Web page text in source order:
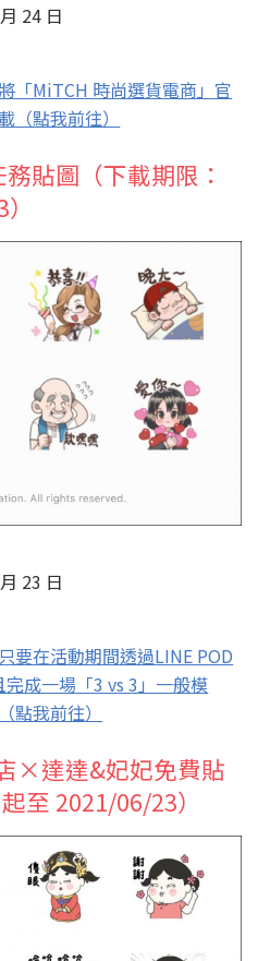
24 日
將「MiTCH 時尚選貨電商」官
（點我前往）
貼圖（下載期限：
23 日
只要在活動期間透過LINE POD
成一場「3 vs 3」一般模
點我前往）
×達達&妃妃免費貼
至 2021/06/23）